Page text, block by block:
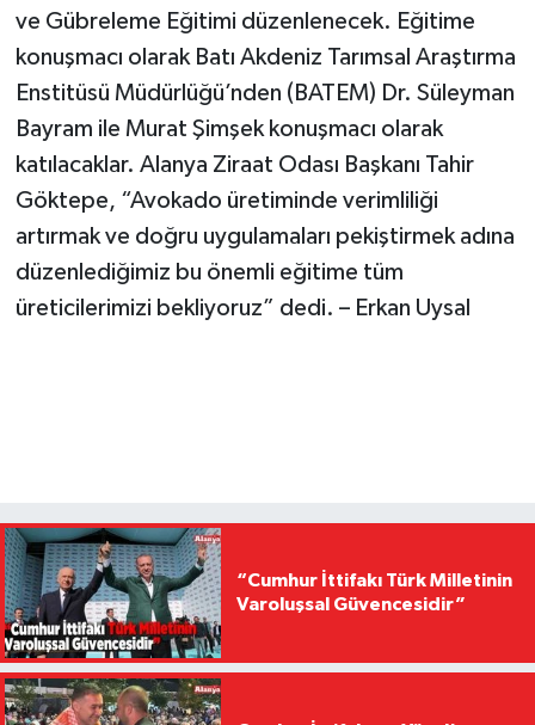
ve Gübreleme Eğitimi düzenlenecek. Eğitime
konuşmacı olarak Batı Akdeniz Tarımsal Araştırma
Enstitüsü Müdürlüğü’nden (BATEM) Dr. Süleyman
Bayram ile Murat Şimşek konuşmacı olarak
katılacaklar. Alanya Ziraat Odası Başkanı Tahir
Göktepe, “Avokado üretiminde verimliliği
artırmak ve doğru uygulamaları pekiştirmek adına
düzenlediğimiz bu önemli eğitime tüm
üreticilerimizi bekliyoruz” dedi. – Erkan Uysal
“Cumhur İttifakı Türk Milletinin
Varoluşsal Güvencesidir”